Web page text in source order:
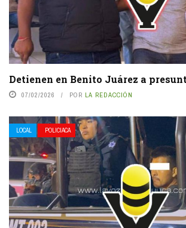
Detienen en Benito Juárez a
07/02/2026 POR LA REDACCIÓN
LOCAL POLICIACA